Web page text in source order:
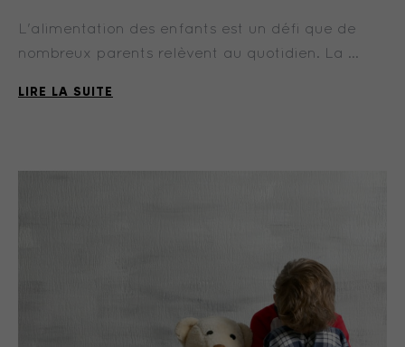
L'alimentation des enfants est un défi que de
nombreux parents relèvent au quotidien. La …
LIRE LA SUITE